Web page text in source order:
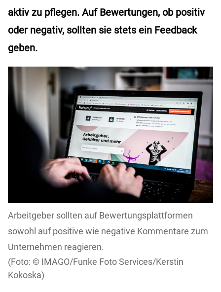
aktiv zu pflegen. Auf Bewertungen, ob positiv
oder negativ, sollten sie stets ein Feedback
geben.
Arbeitgeber sollten auf Bewertungsplattformen
sowohl auf positive wie negative Kommentare zum
Unternehmen reagieren.
IMAGO/Funke Foto Services/Kerstin
Kokoska)